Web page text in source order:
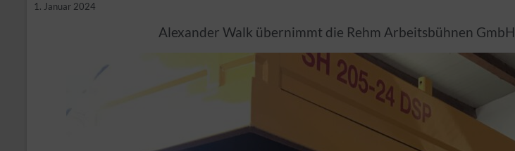
1. Januar 2024
Alexander Walk übernimmt die Rehm Arbeitsbühnen GmbH